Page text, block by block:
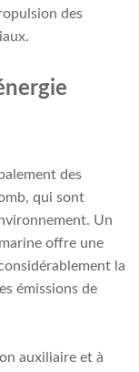
des
des
qui sont
Un
offre une
la
émissions de
auxiliaire et à